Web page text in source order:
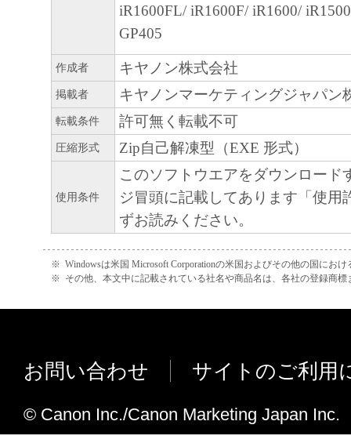
てを廃棄および消去することにより、本契
ることができます。
(3) お客様が本契約書のいずれかの条項に
契約書は直ちに終了します。
(4) お客様は、上記(3)によって本契約書が
やかに、「本ソフトウェア」およびその複
廃棄または消去するものとします。
(5) 上記にかかわらず、本契約書第2条、第
で、第8条第4項および第10条の規定は、本
も効力を有します。
“米国政府エンドユーザー”とは、米国政府
を意味します。もしお客様が米国政府エン
る場合、以下の規定が適用されます ： The
"commercial computer software
12.212 and 48 C.F.R. 227.7202-1 through
iR1600FL/ iR1600F/ iR1600/
GP405
作成者 キヤノン株式会社
掲載者 キヤノンマーケティングジャパン
転載条件 許可無く転載不可
圧縮形式 Zip自己解凍型（EXE 形式）
使用条件
このソフトウエアをダウンロード
ジ冒頭に記載してあります「使用
ずお読みください。
※ Windowsは米国 Microsoft Corporationの米国およびその他の国にお
※ その他、本文中に記載されている社名や商品名は、各社の登録商標
お問い合わせ サイトのご利用
© Canon Inc./Canon Marketing Japan Inc.